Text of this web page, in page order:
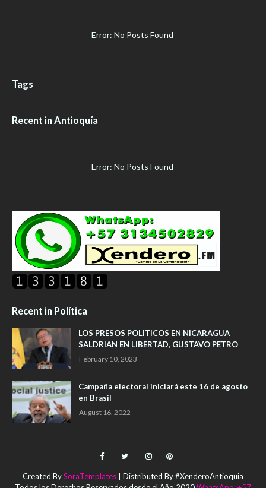
Error: No Posts Found
Tags
Recent in Antioquía
Error: No Posts Found
Recent in Política
LOS PRESOS POLITICOS EN NICARAGUA
SALDRIAN EN LIBERTAD, GUSTAVO PETRO
February 10, 2023
Campaña electoral iniciará este 16 de agosto
en Brasil
August 16, 2022
Created BySoraTemplates | Distributed By #XenderoAntioquia